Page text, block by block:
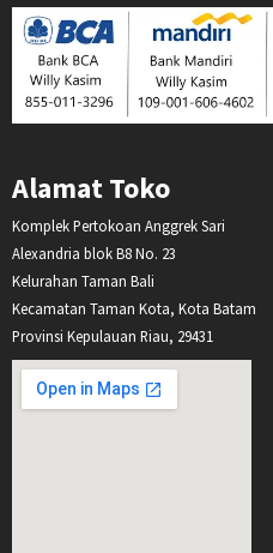
Alamat Toko
Komplek Pertokoan Anggrek Sari
Alexandria blok B8 No. 23
Kelurahan Taman Bali
Kecamatan Taman Kota, Kota Batam
Provinsi Kepulauan Riau, 29431